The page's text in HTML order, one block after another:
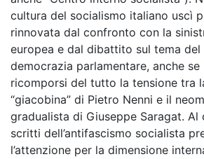
cultura del socialismo italiano uscì
rinnovata dal confronto con la
europea e dal dibattito sul tema
democrazia parlamentare, anche
ricomporsi del tutto la tensione tra
“giacobina” di Pietro Nenni e il
gradualista di Giuseppe Saragat. Al
scritti dell’antifascismo socialista
l’attenzione per la dimensione